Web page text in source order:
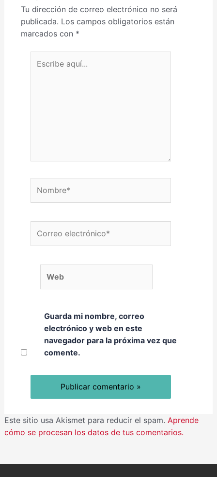
Tu dirección de correo electrónico no será
publicada. Los campos obligatorios están
marcados con *
Guarda mi nombre, correo
electrónico y web en este
navegador para la próxima vez que
comente.
Este sitio usa Akismet para reducir el spam. Aprende
cómo se procesan los datos de tus comentarios.